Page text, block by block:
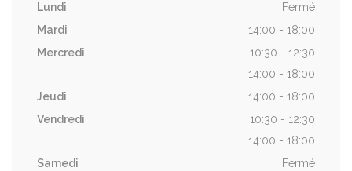
Lundi
Fermé
Mardi
14:00 - 18:00
Mercredi
10:30 - 12:30
14:00 - 18:00
Jeudi
14:00 - 18:00
Vendredi
10:30 - 12:30
14:00 - 18:00
Samedi
Fermé